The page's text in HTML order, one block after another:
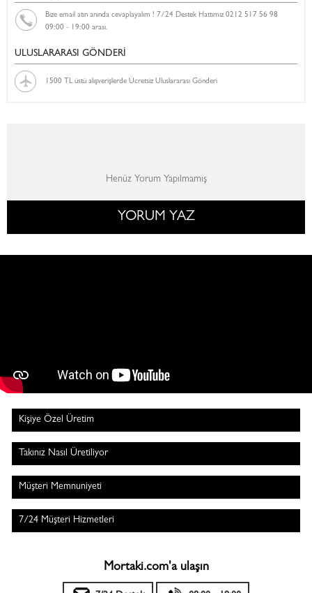
Bize email atın anında cevaplayalım ! 7/24 Destek Hattımız 0212 517 56 98
09:00 - 19:00 arası.
ULUSLARARASI GÖNDERİ
1500 TL üstü alışverişlerde Ücretsiz Uluslararası Gönderi
Henüz Yorum Yapılmamış
YORUM YAZ
Kişiye Özel Üretim
Takınız Nasıl Üretiliyor
Müşteri Memnuniyeti
7/24 Müşteri Hizmetleri
Mortaki.com'a ulaşın